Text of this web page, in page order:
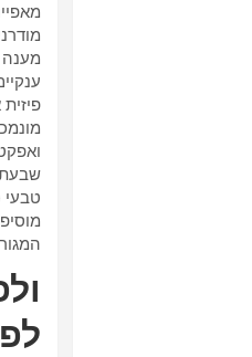
מענה
טבעי